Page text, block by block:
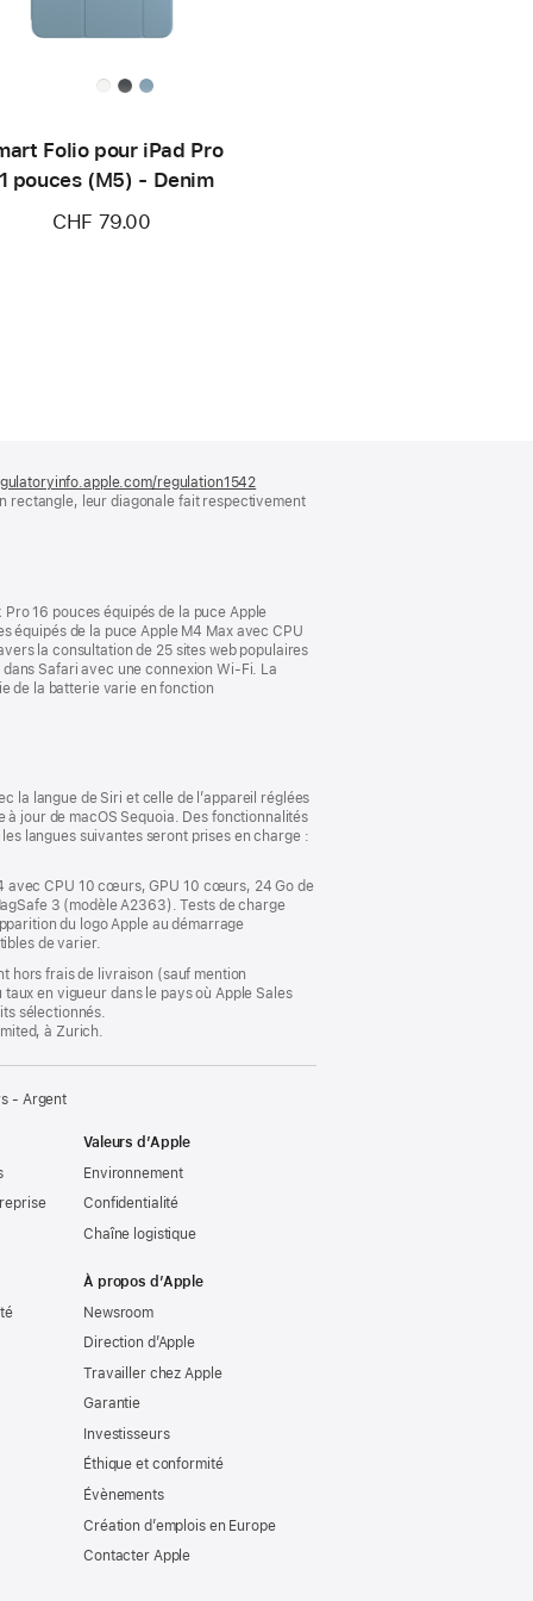
Folio pour iPad Pro
pouces (M5) - Denim
CHF 79.00
regulation1542
dans
rectangle, leur diagonale fait respectivement
16 pouces équipés de la puce Apple
équipés de la puce Apple M4 Max avec CPU
la consultation de 25 sites web populaires
Safari avec une connexion Wi-Fi. La
de la batterie varie en fonction
la langue de Siri et celle de l’appareil réglées
jour de macOS Sequoia. Des fonctionnalités
langues suivantes seront prises en charge :
avec CPU 10 cœurs, GPU 10 cœurs, 24 Go de
3 (modèle A2363). Tests de charge
du logo Apple au démarrage
de varier.
hors frais de livraison (sauf mention
en vigueur dans le pays où Apple Sales
sélectionnés.
à Zurich.
- Argent
Valeurs d’Apple
Environnement
Confidentialité
Chaîne logistique
À propos d’Apple
Newsroom
Direction d’Apple
Travailler chez Apple
Garantie
Investisseurs
Éthique et conformité
Évènements
Création d’emplois en Europe
Contacter Apple